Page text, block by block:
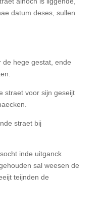
datum deses, sullen
de hege gestat, ende
straet voor sijn geseijt
straet bij
inde uitganck
sal weesen de
teijnden de